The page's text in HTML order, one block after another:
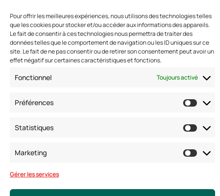
Pour offrir les meilleures expériences, nous utilisons des technologies telles
que les cookies pour stocker et/ou accéder aux informations des appareils.
Le fait de consentir à ces technologies nous permettra de traiter des
données telles que le comportement de navigation ou les ID uniques sur ce
site. Le fait de ne pas consentir ou de retirer son consentement peut avoir un
effet négatif sur certaines caractéristiques et fonctions.
Fonctionnel Toujours activé
Préférences
Statistiques
Marketing
Gérer les services
Nous contacter
Standard :01 47 42 76 60
Nous suivre